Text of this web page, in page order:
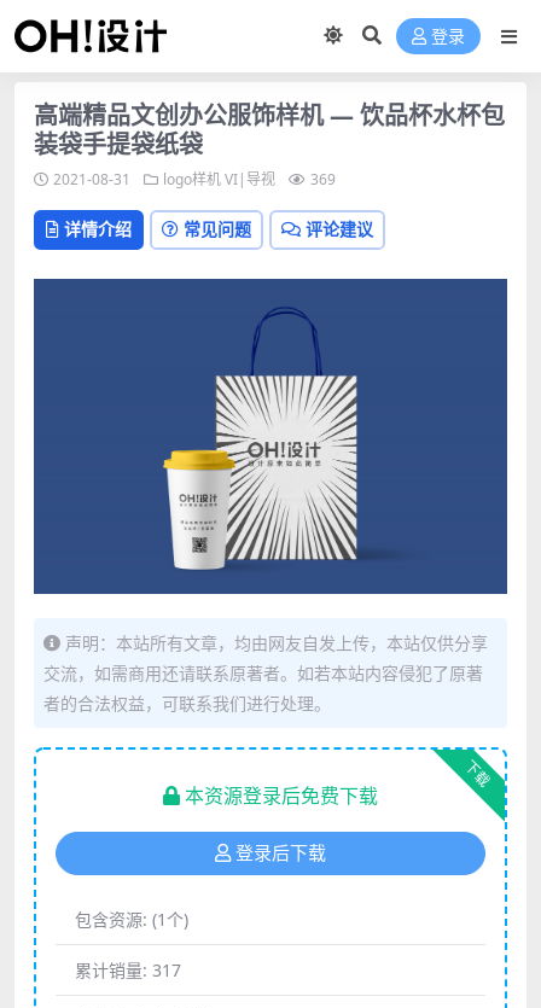
登录
高端精品文创办公服饰样机 — 饮品杯水杯包
装袋手提袋纸袋
2021-08-31 logo样机VI|导视 369
详情介绍 常见问题 评论建议
声明：本站所有文章，均由网友自发上传，本站仅供分享
交流，如需商用还请联系原著者。如若本站内容侵犯了原著
者的合法权益，可联系我们进行处理。
下载
本资源登录后免费下载
登录后下载
包含资源: (1个)
累计销量: 317